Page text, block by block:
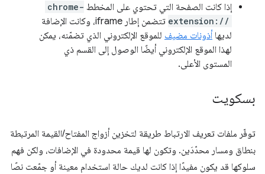
إذا كانت الصفحة التي تحتوي على المخطط chrome-
extension://
تتضمن إطار iframe، وكانت الإضافة
لديها أذونات مضيف للموقع الإلكتروني الذي تضمّنه، يمكن
لهذا الموقع الإلكتروني أيضًا الوصول إلى القسم ذي
المستوى الأعلى.
بسكويت
توفّر ملفات تعريف الارتباط طريقة لتخزين أزواج المفتاح/القيمة المرتبطة
بنطاق ومسار محدّدَين. وتكون لها قيمة محدودة في الإضافات، ولكن فهم
سلوكها قد يكون مفيدًا إذا كانت لديك حالة استخدام معينة أو جمّعت نصًا